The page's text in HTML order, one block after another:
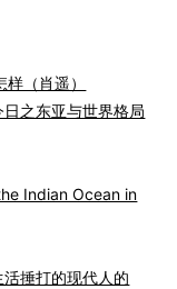
（肖遥）
之东亚与世界格局
Indian Ocean in
捶打的现代人的